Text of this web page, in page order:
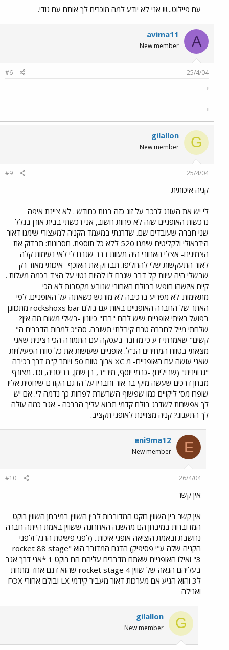
עם פיילוט...!!! אני לא יודע למה מוכרים לך אותם עם גודי.
A
avima11
New member
25/4/04
#6
י
י
G
gilallon
New member
25/4/04
#9
קניה איכותית
לי יש את העונג לרכב על זוג כזה בנות כחודש . לא ציינת איפה
נרכשות האופניים שזה לא פחות חשוב, אני רכשתי בבית אורן בגלל
שני חברה שעובדים שם. שדרגתי במעמד הקניה למעצורי שימנו דאור
הידראולי ולקליטים שימנו 520 ללא כל תוספת. חסרונות: תבדוק את
הצמיגים- אצלי האחורי היה מעוות דבר שגרם לי לאי נעימות קלה
לאור התעקשות שלי להחליפו. תבדוק את האוכף- איכותי מאוד רק
שבשלי היה עיוות קל דבר שגרם לו להיות נטוי על הצד בכמה מעלות .
קיים איזשהו חופש בבולם האחורי שנובע מקסבות לא הכי
מתאימות-לא מפריע ברכיבה לא מורגש כשאתה על האופניים. לפי
האתר של החברה האופניים באות עם בולם rockshoxs bar מתכוונן
בפועל ראיתי אופניים שיש להם "ברז" כיוונון -בשלי משום מה אין?
שלחתי מייל לחברה טרם קיבלתי תשובה. סה"כ למרות הדברים ה"
קשים" שאמרתי דע כי מדובר בעסקה עם התמורה הכי רצינית שאני
מצאתי בטווח המחירים הנ"ל. אופניים שעושות את כל טווח הפעילויות
שאני עושה עם האופניים- מ XC ארוך טווח 50 ויותר ק"מ דרך רכיבה
"גרוזינית" (שבילים) -כרמי יוסף, מיר"ב, בן שמן, בריטניה, וכו'. מצורף
מבחן דרכים שעשה מיקי בר אור וחבריו על הדגם הקודם שיחסית אליו
שופרו מס' ליקויים כמו שפשוף השרשרת לפחות כך נדמה לי. אם יש
לך אפשרות לשדרג בולם קדמי תבוא עליך הברכה - אגב כמה עולה
לך התענוג? קניה מצויינת לאופני תקציב.
E
eni9ma12
New member
26/4/04
#10
אין קשר
אין קשר בין השווין רוקט המדוברות לבין השווין במיבחן השווין רוקט
המדוברות במיבחן הם מהשנה האחרונה ששווין באמת הייתה חברה
נחשבת ובאמת הוציאה אופני איכות.. (לפני פשיטת הרגל ולפני
הקניה שלה ע"י פסיפיק) הדגם המדובר הוא "rocket 88 stage
3" ואילו האופניים שאתם מדברים עליהם הם רוקט 1 *אני דרך אגב
בעליהם הגאה של שווין rocket stage 4 שהוא דגם אחד מתחת
ל3 והוא הגיע אם מערכות דאור מעביר קידמי LX ובולם אחורי FOX
ואנילה
G
gilallon
New member